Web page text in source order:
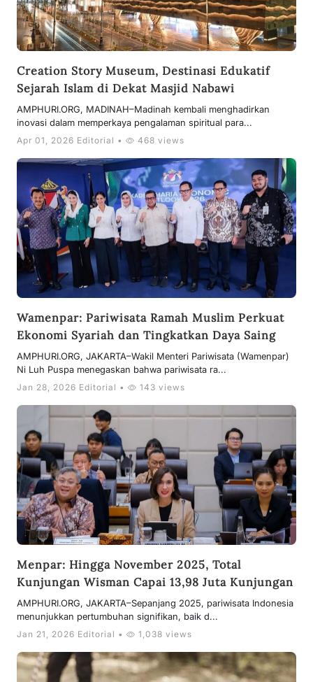
Creation Story Museum, Destinasi Edukatif
Sejarah Islam di Dekat Masjid Nabawi
AMPHURI.ORG, MADINAH–Madinah kembali menghadirkan
inovasi dalam memperkaya pengalaman spiritual para...
Apr 01, 2026 Editorial • 468 views
Wamenpar: Pariwisata Ramah Muslim Perkuat
Ekonomi Syariah dan Tingkatkan Daya Saing
AMPHURI.ORG, JAKARTA–Wakil Menteri Pariwisata (Wamenpar)
Ni Luh Puspa menegaskan bahwa pariwisata ra...
Jan 28, 2026 Editorial • 143 views
Menpar: Hingga November 2025, Total
Kunjungan Wisman Capai 13,98 Juta Kunjungan
AMPHURI.ORG, JAKARTA–Sepanjang 2025, pariwisata Indonesia
menunjukkan pertumbuhan signifikan, baik d...
Jan 21, 2026 Editorial • 1,038 views